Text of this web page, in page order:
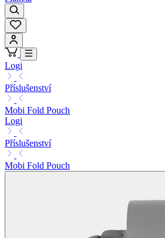
Logi
Příslušenství
Mobi Fold Pouch
Logi
Příslušenství
Mobi Fold Pouch